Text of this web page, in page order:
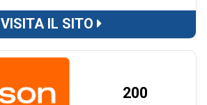
VISITA IL SITO
200